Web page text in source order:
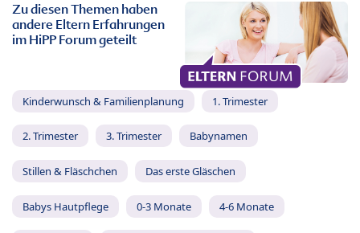
Zu diesen Themen haben
andere Eltern Erfahrungen
im HiPP Forum geteilt
Kinderwunsch & Familienplanung 1. Trimester
2. Trimester 3. Trimester Babynamen
Stillen & Fläschchen Das erste Gläschen
Babys Hautpflege 0-3 Monate 4-6 Monate